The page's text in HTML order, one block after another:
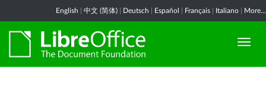
English 中文 (简体) Deutsch Español Français Italiano More...